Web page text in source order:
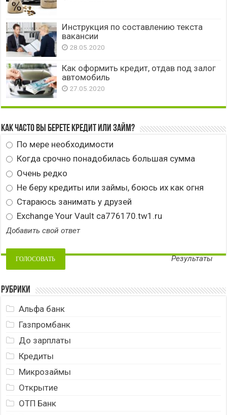
Инструкция по составлению текста
вакансии
28.05.2020
Как оформить кредит, отдав под залог
автомобиль
27.05.2020
Как часто вы берете кредит или займ?
По мере необходимости
Когда срочно понадобилась большая сумма
Очень редко
Не беру кредиты или займы, боюсь их как огня
Стараюсь занимать у друзей
Exchange Your Vault ca776170.tw1.ru
Добавить свой ответ
Результаты
Рубрики
Альфа банк
Газпромбанк
До зарплаты
Кредиты
Микрозаймы
Открытие
ОТП Банк